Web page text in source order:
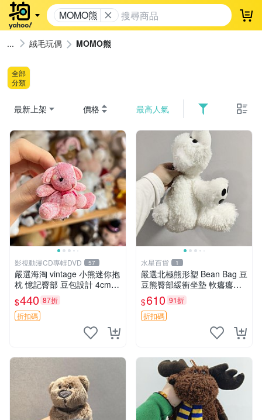
MOMO熊 登
絨毛玩偶 MOMO熊
全部
分類
最新上架 價格 最高人氣
影視動漫CD專輯DVD 57
嚴選海淘 vintage 小熊迷你抱
枕 憶記臀部 豆包設計 4cm
高 推薦收藏 迷你豆包小熊、
高臀部、豆袋抱枕
$440 87折
折扣碼
水星百貨 1
嚴選北極熊形塑 Bean Bag 豆
豆熊臀部緩衝坐墊 軟癟癟舒
壓設計 保暖又實用 適合久坐
放松 推薦居家使用 RUSS系
列 豆豆熊屁屁坐墊 3D顆粒結
$610 91折
折扣碼